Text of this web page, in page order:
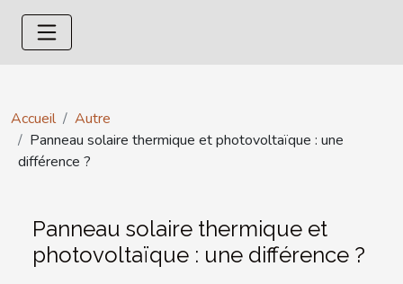
Accueil
Autre
Panneau solaire thermique et photovoltaïque : une
différence ?
Panneau solaire thermique et
photovoltaïque : une différence ?